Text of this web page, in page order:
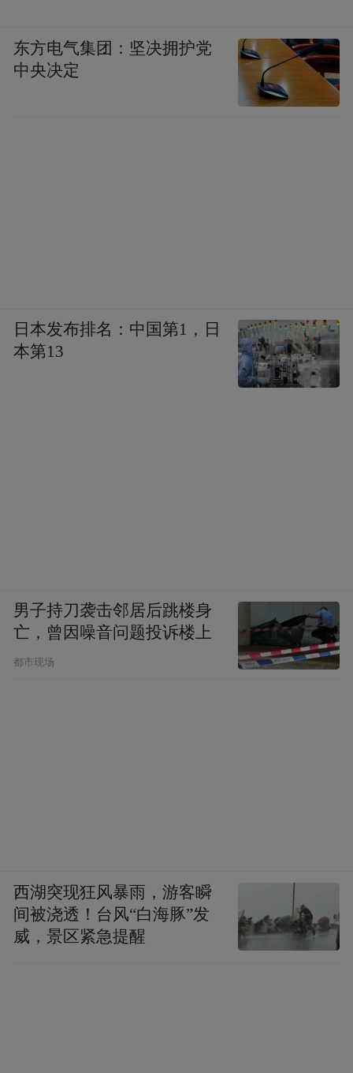
东方电气集团：坚决拥护党
中央决定
日本发布排名：中国第1，日
本第13
男子持刀袭击邻居后跳楼身
亡，曾因噪音问题投诉楼上
都市现场
西湖突现狂风暴雨，游客瞬
间被浇透！台风“白海豚”发
威，景区紧急提醒